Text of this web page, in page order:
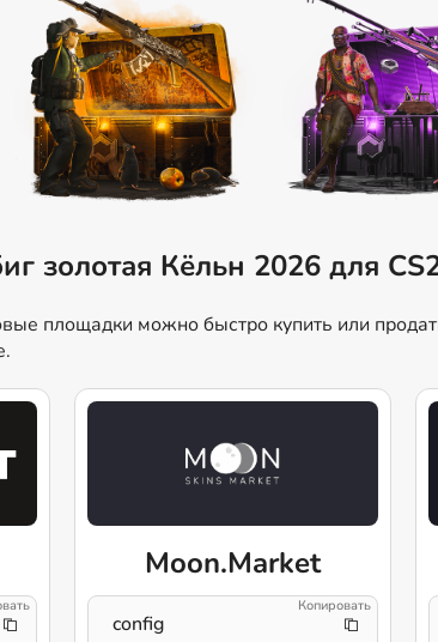
золотая Кёльн 2026 для
площадки можно быстро купить или
Moon.Market
config